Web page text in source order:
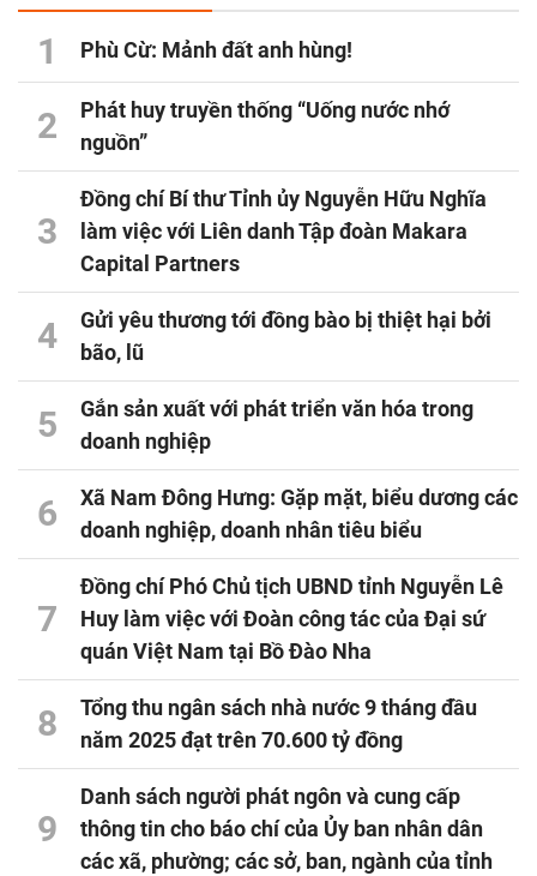
1 Phù Cừ: Mảnh đất anh hùng!
2
Phát huy truyền thống “Uống nước nhớ
nguồn”
3
Đồng chí Bí thư Tỉnh ủy Nguyễn Hữu Nghĩa
làm việc với Liên danh Tập đoàn Makara
Capital Partners
4
Gửi yêu thương tới đồng bào bị thiệt hại bởi
bão, lũ
5
Gắn sản xuất với phát triển văn hóa trong
doanh nghiệp
6
Xã Nam Đông Hưng: Gặp mặt, biểu dương các
doanh nghiệp, doanh nhân tiêu biểu
7
Đồng chí Phó Chủ tịch UBND tỉnh Nguyễn Lê
Huy làm việc với Đoàn công tác của Đại sứ
quán Việt Nam tại Bồ Đào Nha
8
Tổng thu ngân sách nhà nước 9 tháng đầu
năm 2025 đạt trên 70.600 tỷ đồng
9
Danh sách người phát ngôn và cung cấp
thông tin cho báo chí của Ủy ban nhân dân
các xã, phường; các sở, ban, ngành của tỉnh